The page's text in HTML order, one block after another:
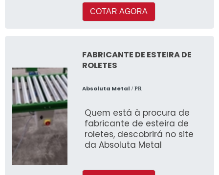
COTAR AGORA
FABRICANTE DE ESTEIRA DE
ROLETES
Absoluta Metal / PR
Quem está à procura de
fabricante de esteira de
roletes, descobrirá no site
da Absoluta Metal